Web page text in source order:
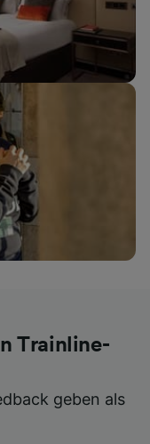
Trainline-
geben als